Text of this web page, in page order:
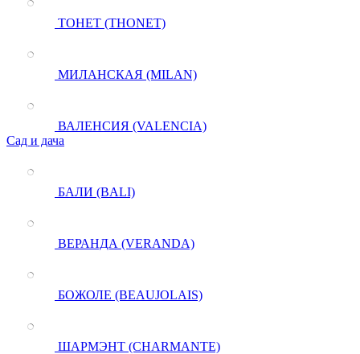
ТОНЕТ (THONET)
МИЛАНСКАЯ (MILAN)
ВАЛЕНСИЯ (VALENCIA)
Сад и дача
БАЛИ (BALI)
ВЕРАНДА (VERANDA)
БОЖОЛЕ (BEAUJOLAIS)
ШАРМЭНТ (CHARMANTE)